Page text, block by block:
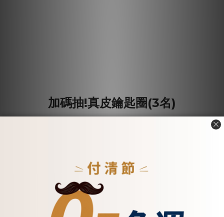
加碼抽!真皮鑰匙圈(3名)